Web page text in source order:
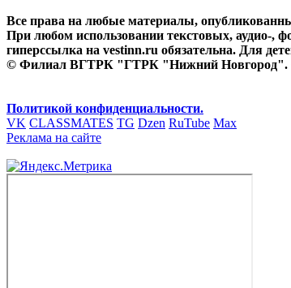
Все права на любые материалы,
При любом использовании текстовых, аудио-,
гиперссылка на vestinn.ru обязательна. Для
© Филиал ВГТРК "ГТРК "Нижний Новгород".
Политикой конфиденциальности.
VK CLASSMATES TG Dzen RuTube Max
Реклама на сайте